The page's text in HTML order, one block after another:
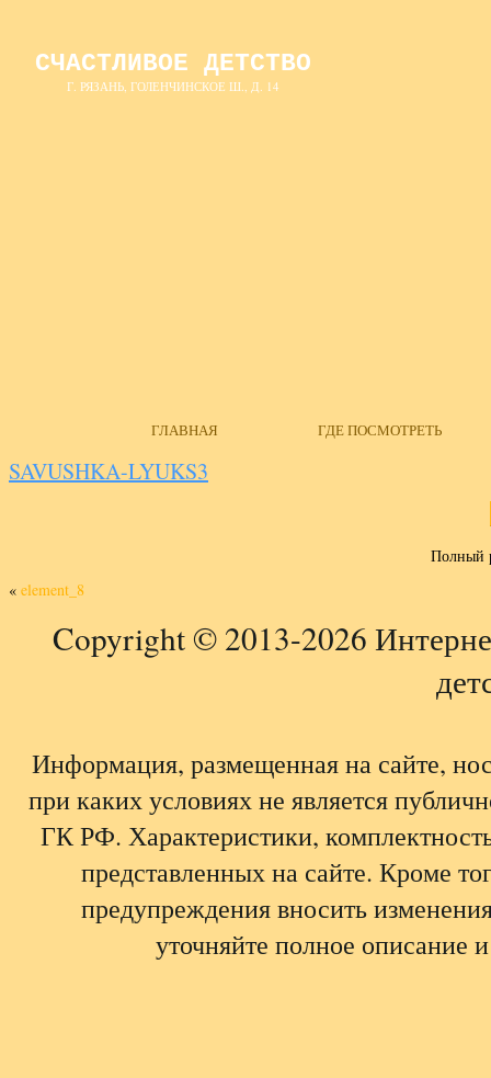
СЧАСТЛИВОЕ ДЕТСТВО
Г. РЯЗАНЬ, ГОЛЕНЧИНСКОЕ Ш., Д. 14
ГЛАВНАЯ ГДЕ ПОСМОТРЕТЬ
SAVUSHKA-LYUKS3
Полный
« element_8
Copyright © 2013-2026
Информация, размещенная на сайте,
при каких условиях не является
ГК РФ. Характеристики,
представленных на сайте. Кроме
предупреждения вносить
уточняйте полное описание